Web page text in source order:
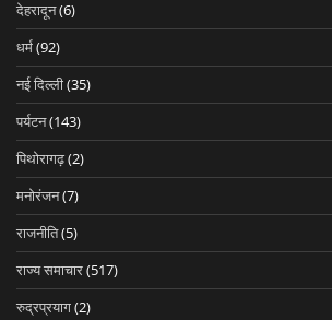
देहरादून(6)
धर्म(92)
नई दिल्ली(35)
पर्यटन(143)
पिथोरागढ़(2)
मनोरंजन(7)
राजनीति(5)
राज्य समाचार(517)
रुद्रप्रयाग(2)